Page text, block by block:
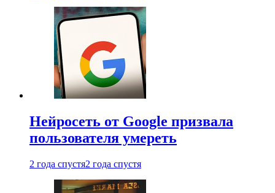
Нейросеть от Google призвала
пользователя умереть
2 года спустя2 года спустя